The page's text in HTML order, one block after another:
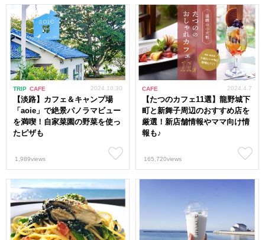
TRIP CAFE
【淡路】カフェ＆キャンプ場
「aoie」で絶景パノラマビュー
を満喫！自家菜園の野菜を使っ
たピザも
2024.10.30
1,989views
CAFE
【たつのカフェ11選】龍野城下
町と新舞子周辺のおすすめ店を
厳選！新店舗情報やママ向け情
報も♪
2024.4.7
165,720views